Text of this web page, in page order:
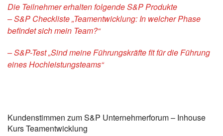
Die Teilnehmer erhalten folgende S&P Produkte
– S&P Checkliste „Teamentwicklung: In welcher Phase
befindet sich mein Team?“
– S&P-Test „Sind meine Führungskräfte fit für die Führung
eines Hochleistungsteams“
Kundenstimmen zum S&P Unternehmerforum – Inhouse
Kurs Teamentwicklung